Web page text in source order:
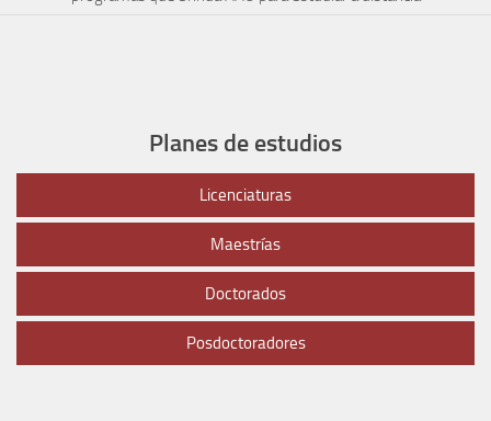
Planes de estudios
Licenciaturas
Maestrías
Doctorados
Posdoctoradores